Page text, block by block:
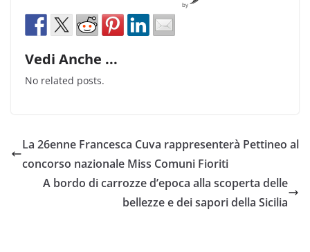
by
Vedi Anche ...
No related posts.
La 26enne Francesca Cuva rappresenterà Pettineo al
concorso nazionale Miss Comuni Fioriti
A bordo di carrozze d’epoca alla scoperta delle
bellezze e dei sapori della Sicilia